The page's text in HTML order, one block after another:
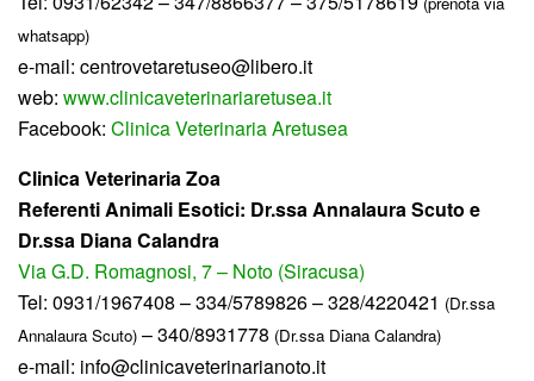
whatsapp)
e-mail: centrovetaretuseo@libero.it
web: www.clinicaveterinariaretusea.it
Facebook: Clinica Veterinaria Aretusea
Clinica Veterinaria Zoa
Referenti Animali Esotici: Dr.ssa Annalaura Scuto e
Dr.ssa Diana Calandra
Via G.D. Romagnosi, 7 – Noto (Siracusa)
Tel: 0931/1967408 – 334/5789826 – 328/4220421 (Dr.ssa
Annalaura Scuto) – 340/8931778 (Dr.ssa Diana Calandra)
e-mail: info@clinicaveterinarianoto.it